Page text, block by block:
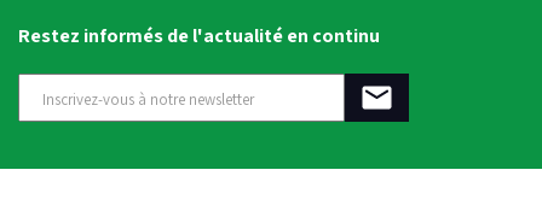
Restez informés de l'actualité en continu